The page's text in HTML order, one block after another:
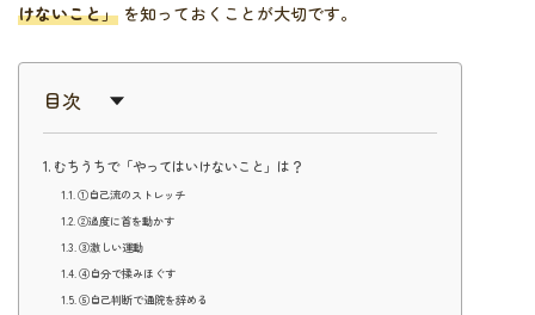
けないこと」 を知っておくことが大切です。
目次
むちうちで「やってはいけないこと」は？
①自己流のストレッチ
②過度に首を動かす
③激しい運動
④自分で揉みほぐす
⑤自己判断で通院を辞める